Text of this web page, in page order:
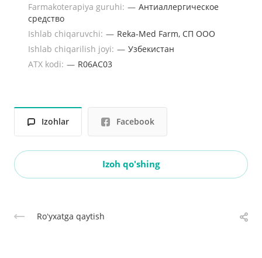
Farmakoterapiya guruhi: — Антиаллергическое
средство
Ishlab chiqaruvchi: — Reka-Med Farm, СП ООО
Ishlab chiqarilish joyi: — Узбекистан
ATX kodi: — R06AC03
Izohlar Facebook
Izoh qo'shing
Roʻyxatga qaytish